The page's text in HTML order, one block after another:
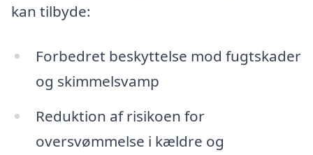
kan tilbyde:
Forbedret beskyttelse mod fugtskader
og skimmelsvamp
Reduktion af risikoen for
oversvømmelse i kældre og